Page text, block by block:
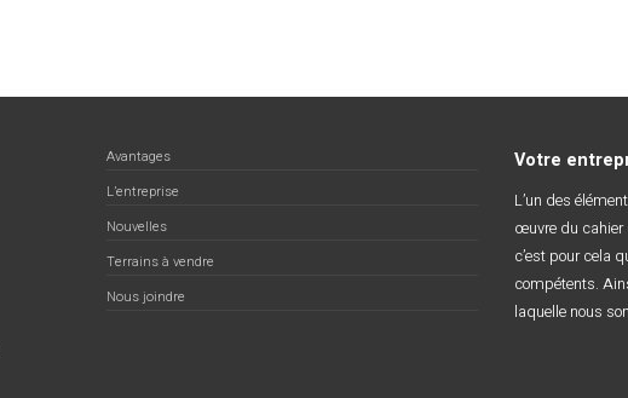
Avantages
L’entreprise
Nouvelles
Terrains à vendre
Nous joindre
Votre
L’un des
œuvre du cahier
c’est pour cela
compétents.
laquelle nous